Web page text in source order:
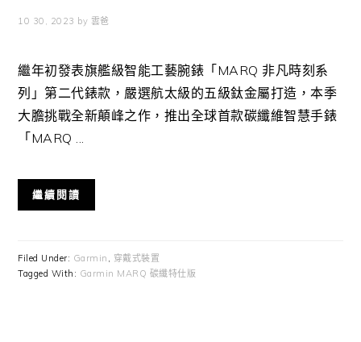
10 30, 2023 by 雲爸
繼年初發表旗艦級智能工藝腕錶「MARQ 非凡時刻系
列」第二代錶款，嚴選航太級的五級鈦金屬打造，本季
大膽挑戰全新顛峰之作，推出全球首款碳纖維智慧手錶
「MARQ ...
繼續閱讀
Filed Under: Garmin
穿戴式裝置
Tagged With: Garmin MARQ 碳纖特仕版